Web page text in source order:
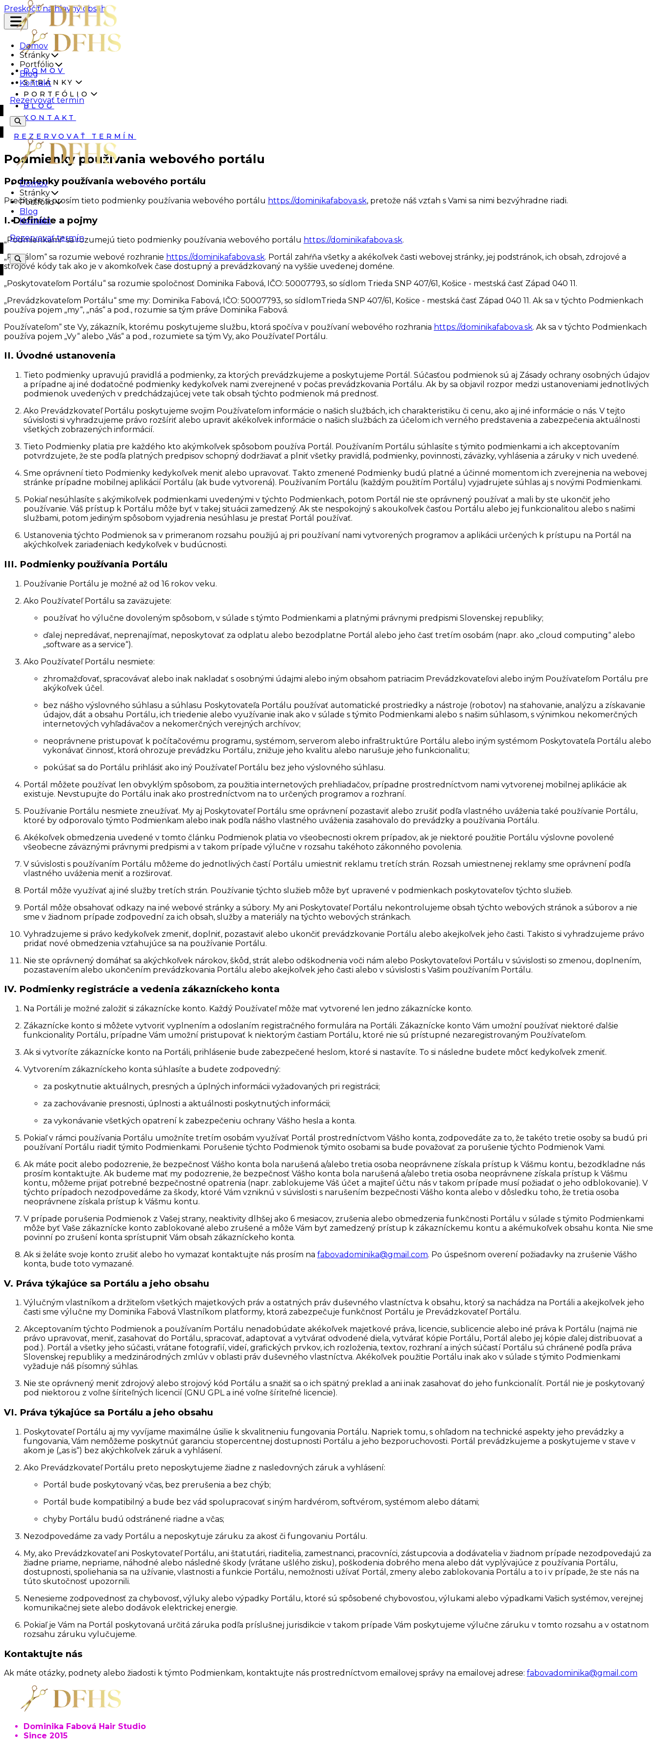
Preskočiť na hlavný obsah
Domov
Stránky
Portfólio
Blog
Kontakt
Rezervovať termín
Domov
Stránky
Portfólio
Blog
Kontakt
Rezervovať termín
DOMOV
STRÁNKY
PORTFÓLIO
BLOG
KONTAKT
REZERVOVAŤ TERMÍN
Podmienky používania webového portálu
Podmienky používania webového portálu
Prečítajte si prosím tieto podmienky používania webového portálu https://dominikafabova.sk, pretože náš vzťah s Vami sa nimi bezvýhradne riadi.
I. Definície a pojmy
„Podmienkami“ sa rozumejú tieto podmienky používania webového portálu https://dominikafabova.sk.
„Portálom“ sa rozumie webové rozhranie https://dominikafabova.sk. Portál zahŕňa všetky a akékoľvek časti webovej stránky, jej podstránok, ich obsah, zdrojové a
strojové kódy tak ako je v akomkoľvek čase dostupný a prevádzkovaný na vyššie uvedenej doméne.
„Poskytovateľom Portálu“ sa rozumie spoločnosť Dominika Fabová, IČO: 50007793, so sídlom Trieda SNP 407/61, Košice - mestská časť Západ 040 11.
„Prevádzkovateľom Portálu“ sme my: Dominika Fabová, IČO: 50007793, so sídlomTrieda SNP 407/61, Košice - mestská časť Západ 040 11. Ak sa v týchto Podmienkach
používa pojem „my“, „nás“ a pod., rozumie sa tým práve Dominika Fabová.
Používateľom“ ste Vy, zákazník, ktorému poskytujeme službu, ktorá spočíva v používaní webového rozhrania https://dominikafabova.sk. Ak sa v týchto Podmienkach
používa pojem „Vy“ alebo „Vás“ a pod., rozumiete sa tým Vy, ako Používateľ Portálu.
II. Úvodné ustanovenia
Tieto podmienky upravujú pravidlá a podmienky, za ktorých prevádzkujeme a poskytujeme Portál. Súčasťou podmienok sú aj Zásady ochrany osobných údajov
a prípadne aj iné dodatočné podmienky kedykoľvek nami zverejnené v počas prevádzkovania Portálu. Ak by sa objavil rozpor medzi ustanoveniami jednotlivých
podmienok uvedených v predchádzajúcej vete tak obsah týchto podmienok má prednosť.
Ako Prevádzkovateľ Portálu poskytujeme svojim Používateľom informácie o našich službách, ich charakteristiku či cenu, ako aj iné informácie o nás. V tejto
súvislosti si vyhradzujeme právo rozšíriť alebo upraviť akékoľvek informácie o našich službách za účelom ich verného predstavenia a zabezpečenia aktuálnosti
všetkých zobrazených informácií.
Tieto Podmienky platia pre každého kto akýmkoľvek spôsobom používa Portál. Používaním Portálu súhlasíte s týmito podmienkami a ich akceptovaním
potvrdzujete, že ste podľa platných predpisov schopný dodržiavať a plniť všetky pravidlá, podmienky, povinnosti, záväzky, vyhlásenia a záruky v nich uvedené.
Sme oprávnení tieto Podmienky kedykoľvek meniť alebo upravovať. Takto zmenené Podmienky budú platné a účinné momentom ich zverejnenia na webovej
stránke prípadne mobilnej aplikácií Portálu (ak bude vytvorená). Používaním Portálu (každým použitím Portálu) vyjadrujete súhlas aj s novými Podmienkami.
Pokiaľ nesúhlasíte s akýmikoľvek podmienkami uvedenými v týchto Podmienkach, potom Portál nie ste oprávnený používať a mali by ste ukončiť jeho
používanie. Váš prístup k Portálu môže byť v takej situácii zamedzený. Ak ste nespokojný s akoukoľvek časťou Portálu alebo jej funkcionalitou alebo s našimi
službami, potom jediným spôsobom vyjadrenia nesúhlasu je prestať Portál používať.
Ustanovenia týchto Podmienok sa v primeranom rozsahu použijú aj pri používaní nami vytvorených programov a aplikácii určených k prístupu na Portál na
akýchkoľvek zariadeniach kedykoľvek v budúcnosti.
III. Podmienky používania Portálu
Používanie Portálu je možné až od 16 rokov veku.
Ako Používateľ Portálu sa zaväzujete:
používať ho výlučne dovoleným spôsobom, v súlade s týmto Podmienkami a platnými právnymi predpismi Slovenskej republiky;
ďalej nepredávať, neprenajímať, neposkytovať za odplatu alebo bezodplatne Portál alebo jeho časť tretím osobám (napr. ako „cloud computing“ alebo
„software as a service“).
Ako Používateľ Portálu nesmiete:
zhromažďovať, spracovávať alebo inak nakladať s osobnými údajmi alebo iným obsahom patriacim Prevádzkovateľovi alebo iným Používateľom Portálu pre
akýkoľvek účel.
bez nášho výslovného súhlasu a súhlasu Poskytovateľa Portálu používať automatické prostriedky a nástroje (robotov) na sťahovanie, analýzu a získavanie
údajov, dát a obsahu Portálu, ich triedenie alebo využívanie inak ako v súlade s týmito Podmienkami alebo s našim súhlasom, s výnimkou nekomerčných
internetových vyhľadávačov a nekomerčných verejných archívov;
neoprávnene pristupovať k počítačovému programu, systémom, serverom alebo infraštruktúre Portálu alebo iným systémom Poskytovateľa Portálu alebo
vykonávať činnosť, ktorá ohrozuje prevádzku Portálu, znižuje jeho kvalitu alebo narušuje jeho funkcionalitu;
pokúšať sa do Portálu prihlásiť ako iný Používateľ Portálu bez jeho výslovného súhlasu.
Portál môžete používať len obvyklým spôsobom, za použitia internetových prehliadačov, prípadne prostredníctvom nami vytvorenej mobilnej aplikácie ak
existuje. Nevstupujte do Portálu inak ako prostredníctvom na to určených programov a rozhraní.
Používanie Portálu nesmiete zneužívať. My aj Poskytovateľ Portálu sme oprávnení pozastaviť alebo zrušiť podľa vlastného uváženia také používanie Portálu,
ktoré by odporovalo týmto Podmienkam alebo inak podľa nášho vlastného uváženia zasahovalo do prevádzky a používania Portálu.
Akékoľvek obmedzenia uvedené v tomto článku Podmienok platia vo všeobecnosti okrem prípadov, ak je niektoré použitie Portálu výslovne povolené
všeobecne záväznými právnymi predpismi a v takom prípade výlučne v rozsahu takéhoto zákonného povolenia.
V súvislosti s používaním Portálu môžeme do jednotlivých častí Portálu umiestniť reklamu tretích strán. Rozsah umiestnenej reklamy sme oprávnení podľa
vlastného uváženia meniť a rozširovať.
Portál môže využívať aj iné služby tretích strán. Používanie týchto služieb môže byť upravené v podmienkach poskytovateľov týchto služieb.
Portál môže obsahovať odkazy na iné webové stránky a súbory. My ani Poskytovateľ Portálu nekontrolujeme obsah týchto webových stránok a súborov a nie
sme v žiadnom prípade zodpovední za ich obsah, služby a materiály na týchto webových stránkach.
Vyhradzujeme si právo kedykoľvek zmeniť, doplniť, pozastaviť alebo ukončiť prevádzkovanie Portálu alebo akejkoľvek jeho časti. Takisto si vyhradzujeme právo
pridať nové obmedzenia vzťahujúce sa na používanie Portálu.
Nie ste oprávnený domáhať sa akýchkoľvek nárokov, škôd, strát alebo odškodnenia voči nám alebo Poskytovateľovi Portálu v súvislosti so zmenou, doplnením,
pozastavením alebo ukončením prevádzkovania Portálu alebo akejkoľvek jeho časti alebo v súvislosti s Vašim používaním Portálu.
IV. Podmienky registrácie a vedenia zákazníckeho konta
Na Portáli je možné založiť si zákaznícke konto. Každý Používateľ môže mať vytvorené len jedno zákaznícke konto.
Zákaznícke konto si môžete vytvoriť vyplnením a odoslaním registračného formulára na Portáli. Zákaznícke konto Vám umožní používať niektoré ďalšie
funkcionality Portálu, prípadne Vám umožní pristupovať k niektorým častiam Portálu, ktoré nie sú prístupné nezaregistrovaným Používateľom.
Ak si vytvoríte zákaznícke konto na Portáli, prihlásenie bude zabezpečené heslom, ktoré si nastavíte. To si následne budete môcť kedykoľvek zmeniť.
Vytvorením zákazníckeho konta súhlasíte a budete zodpovedný:
za poskytnutie aktuálnych, presných a úplných informácii vyžadovaných pri registrácii;
za zachovávanie presnosti, úplnosti a aktuálnosti poskytnutých informácii;
za vykonávanie všetkých opatrení k zabezpečeniu ochrany Vášho hesla a konta.
Pokiaľ v rámci používania Portálu umožníte tretím osobám využívať Portál prostredníctvom Vášho konta, zodpovedáte za to, že takéto tretie osoby sa budú pri
používaní Portálu riadiť týmito Podmienkami. Porušenie týchto Podmienok týmito osobami sa bude považovať za porušenie týchto Podmienok Vami.
Ak máte pocit alebo podozrenie, že bezpečnosť Vášho konta bola narušená a/alebo tretia osoba neoprávnene získala prístup k Vášmu kontu, bezodkladne nás
prosím kontaktujte. Ak budeme mať my podozrenie, že bezpečnosť Vášho konta bola narušená a/alebo tretia osoba neoprávnene získala prístup k Vášmu
kontu, môžeme prijať potrebné bezpečnostné opatrenia (napr. zablokujeme Váš účet a majiteľ účtu nás v takom prípade musí požiadať o jeho odblokovanie). V
týchto prípadoch nezodpovedáme za škody, ktoré Vám vzniknú v súvislosti s narušením bezpečnosti Vášho konta alebo v dôsledku toho, že tretia osoba
neoprávnene získala prístup k Vášmu kontu.
V prípade porušenia Podmienok z Vašej strany, neaktivity dlhšej ako 6 mesiacov, zrušenia alebo obmedzenia funkčnosti Portálu v súlade s týmito Podmienkami
môže byť Vaše zákaznícke konto zablokované alebo zrušené a môže Vám byť zamedzený prístup k zákazníckemu kontu a akémukoľvek obsahu konta. Nie sme
povinní po zrušení konta sprístupniť Vám obsah zákazníckeho konta.
Ak si želáte svoje konto zrušiť alebo ho vymazať kontaktujte nás prosím na fabovadominika@gmail.com. Po úspešnom overení požiadavky na zrušenie Vášho
konta, bude toto vymazané.
V. Práva týkajúce sa Portálu a jeho obsahu
Výlučným vlastníkom a držiteľom všetkých majetkových práv a ostatných práv duševného vlastníctva k obsahu, ktorý sa nachádza na Portáli a akejkoľvek jeho
časti sme výlučne my Dominika Fabová Vlastníkom platformy, ktorá zabezpečuje funkčnosť Portálu je Prevádzkovateľ Portálu.
Akceptovaním týchto Podmienok a používaním Portálu nenadobúdate akékoľvek majetkové práva, licencie, sublicencie alebo iné práva k Portálu (najmä nie
právo upravovať, meniť, zasahovať do Portálu, spracovať, adaptovať a vytvárať odvodené diela, vytvárať kópie Portálu, Portál alebo jej kópie ďalej distribuovať a
pod.). Portál a všetky jeho súčasti, vrátane fotografií, videí, grafických prvkov, ich rozloženia, textov, rozhraní a iných súčastí Portálu sú chránené podľa práva
Slovenskej republiky a medzinárodných zmlúv v oblasti práv duševného vlastníctva. Akékoľvek použitie Portálu inak ako v súlade s týmito Podmienkami
vyžaduje náš písomný súhlas.
Nie ste oprávnený meniť zdrojový alebo strojový kód Portálu a snažiť sa o ich spätný preklad a ani inak zasahovať do jeho funkcionalít. Portál nie je poskytovaný
pod niektorou z voľne šíriteľných licencií (GNU GPL a iné voľne šíriteľné licencie).
VI. Práva týkajúce sa Portálu a jeho obsahu
Poskytovateľ Portálu aj my vyvíjame maximálne úsilie k skvalitneniu fungovania Portálu. Napriek tomu, s ohľadom na technické aspekty jeho prevádzky a
fungovania, Vám nemôžeme poskytnúť garanciu stopercentnej dostupnosti Portálu a jeho bezporuchovosti. Portál prevádzkujeme a poskytujeme v stave v
akom je („as is“) bez akýchkoľvek záruk a vyhlásení.
Ako Prevádzkovateľ Portálu preto neposkytujeme žiadne z nasledovných záruk a vyhlásení:
Portál bude poskytovaný včas, bez prerušenia a bez chýb;
Portál bude kompatibilný a bude bez vád spolupracovať s iným hardvérom, softvérom, systémom alebo dátami;
chyby Portálu budú odstránené riadne a včas;
Nezodpovedáme za vady Portálu a neposkytuje záruku za akosť či fungovaniu Portálu.
My, ako Prevádzkovateľ ani Poskytovateľ Portálu, ani štatutári, riaditelia, zamestnanci, pracovníci, zástupcovia a dodávatelia v žiadnom prípade nezodpovedajú za
žiadne priame, nepriame, náhodné alebo následné škody (vrátane ušlého zisku), poškodenia dobrého mena alebo dát vyplývajúce z používania Portálu,
dostupnosti, spoliehania sa na užívanie, vlastnosti a funkcie Portálu, nemožnosti užívať Portál, zmeny alebo zablokovania Portálu a to i v prípade, že ste nás na
túto skutočnosť upozornili.
Nenesieme zodpovednosť za chybovosť, výluky alebo výpadky Portálu, ktoré sú spôsobené chybovosťou, výlukami alebo výpadkami Vašich systémov, verejnej
komunikačnej siete alebo dodávok elektrickej energie.
Pokiaľ je Vám na Portál poskytovaná určitá záruka podľa príslušnej jurisdikcie v takom prípade Vám poskytujeme výlučne záruku v tomto rozsahu a v ostatnom
rozsahu záruku vylučujeme.
Kontaktujte nás
Ak máte otázky, podnety alebo žiadosti k týmto Podmienkam, kontaktujte nás prostredníctvom emailovej správy na emailovej adrese: fabovadominika@gmail.com
Dominika Fabová Hair Studio
Since 2015